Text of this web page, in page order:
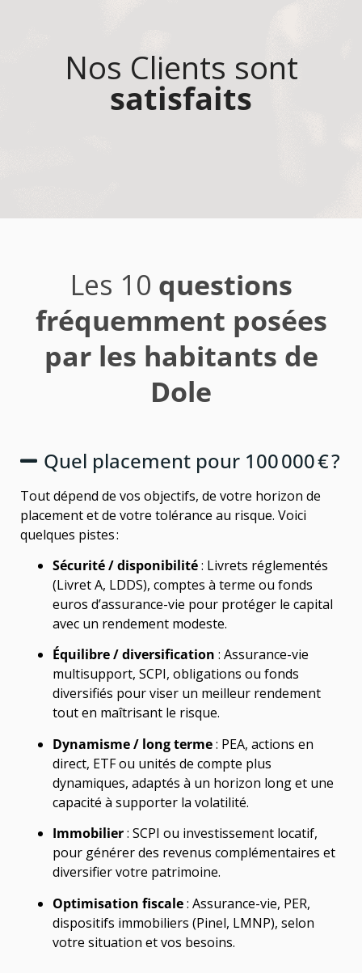
Nos Clients sont
satisfaits
Les 10 questions
fréquemment posées
par les habitants de
Dole
Quel placement pour 100 000 € ?
Tout dépend de vos objectifs, de votre horizon de
placement et de votre tolérance au risque. Voici
quelques pistes :
Sécurité / disponibilité: Livrets réglementés
(Livret A, LDDS), comptes à terme ou fonds
euros d’assurance-vie pour protéger le capital
avec un rendement modeste.
Équilibre / diversification : Assurance-vie
multisupport, SCPI, obligations ou fonds
diversifiés pour viser un meilleur rendement
tout en maîtrisant le risque.
Dynamisme / long terme: PEA, actions en
direct, ETF ou unités de compte plus
dynamiques, adaptés à un horizon long et une
capacité à supporter la volatilité.
Immobilier: SCPI ou investissement locatif,
pour générer des revenus complémentaires et
diversifier votre patrimoine.
Optimisation fiscale: Assurance-vie, PER,
dispositifs immobiliers (Pinel, LMNP), selon
votre situation et vos besoins.